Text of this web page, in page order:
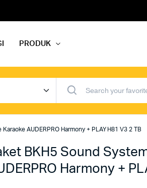
PRODUK
AUDERPRO Harmony + PLAY H81 V3 2 TB
BKH5 Sound
Harmony +